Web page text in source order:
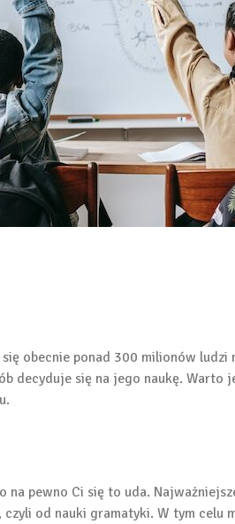
obecnie ponad 300 milionów ludzi
decyduje się na jego naukę. Warto
na pewno Ci się to uda.
od nauki gramatyki. W tym celu